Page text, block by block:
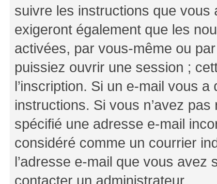
suivre les instructions que
exigeront également que les
activées, par vous-même ou
puissiez ouvrir une session ;
l’inscription. Si un e-mail vous
instructions. Si vous n’avez
spécifié une adresse e-mail
considéré comme un courrier
l’adresse e-mail que vous
contacter un administrateur.